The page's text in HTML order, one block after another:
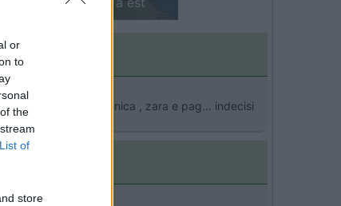
or
to
the
of
store
isola di krk , crickvenica , zara e pag... indecisi